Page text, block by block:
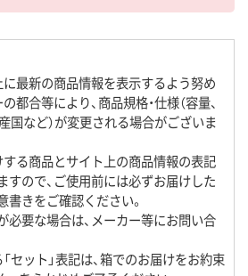
に最新の商品情報を表示するよう努め
都合等により、商品規格・仕様（容量、
国など）が変更される場合がございま
する商品とサイト上の商品情報の表記
すので、ご使用前には必ずお届けした
きをご確認ください。
必要な場合は、メーカー等にお問い合
セット」表記は、箱でのお届けをお約束